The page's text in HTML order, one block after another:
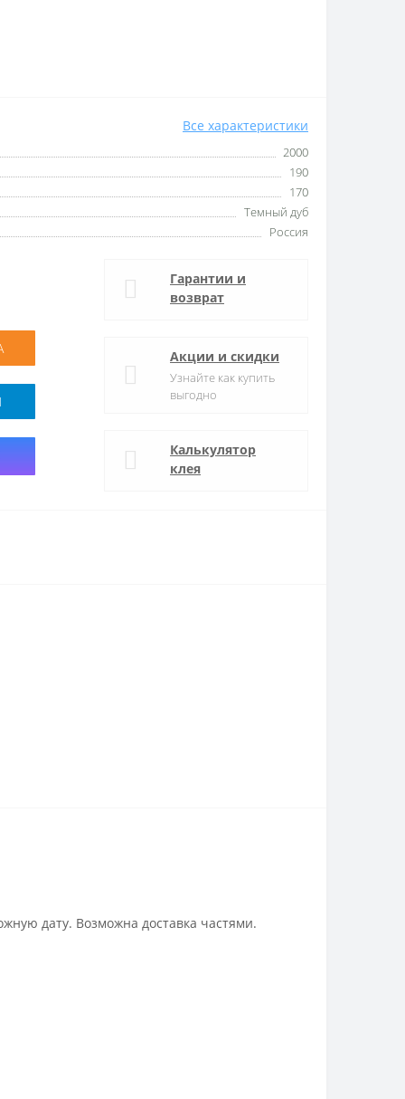
Все характеристики
2000
190
170
Темный дуб
Россия
Гарантии и
возврат
Акции и скидки
Узнайте как купить
выгодно
Калькулятор
клея
дату. Возможна доставка частями.